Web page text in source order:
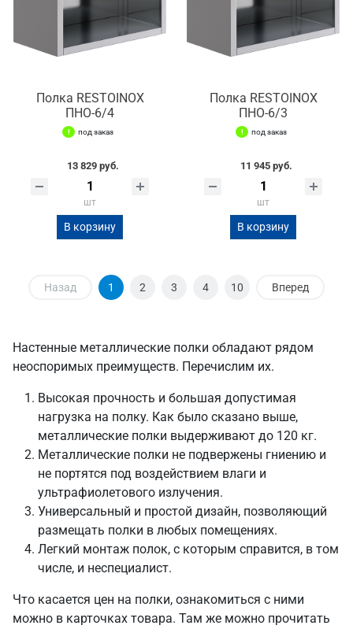
Полка RESTOINOX
ПНО-6/4
под заказ
13 829 руб.
шт
В корзину
Полка RESTOINOX
ПНО-6/3
под заказ
11 945 руб.
шт
В корзину
Назад 1 2 3 4 10 Вперед
Настенные металлические полки обладают рядом
неоспоримых преимуществ. Перечислим их.
Высокая прочность и большая допустимая
нагрузка на полку. Как было сказано выше,
металлические полки выдерживают до 120 кг.
Металлические полки не подвержены гниению и
не портятся под воздействием влаги и
ультрафиолетового излучения.
Универсальный и простой дизайн, позволяющий
размещать полки в любых помещениях.
Легкий монтаж полок, с которым справится, в том
числе, и неспециалист.
Что касается цен на полки, ознакомиться с ними
можно в карточках товара. Там же можно прочитать